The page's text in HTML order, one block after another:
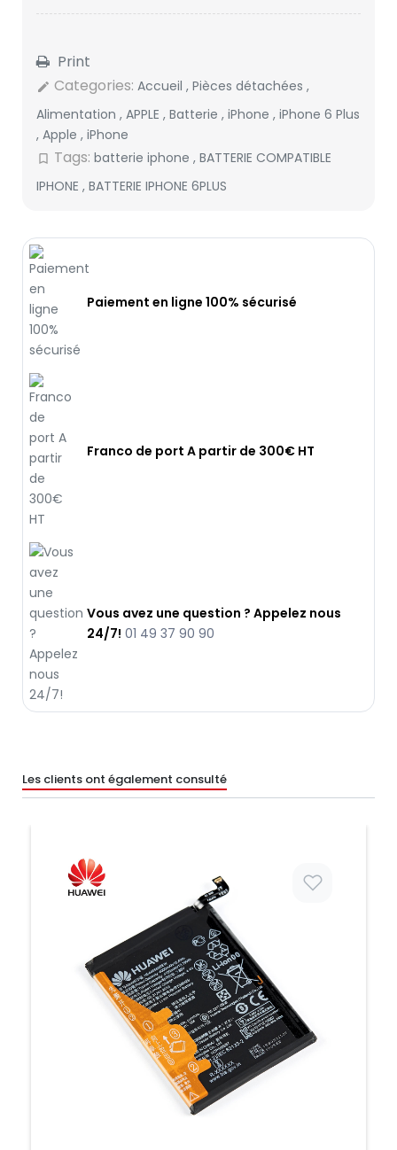
Print
edit Categories: Accueil , Pièces détachées ,
Alimentation , APPLE , Batterie , iPhone , iPhone 6 Plus
, Apple , iPhone
bookmark_border Tags: batterie iphone , BATTERIE COMPATIBLE
IPHONE , BATTERIE IPHONE 6PLUS
Paiement en ligne 100% sécurisé
Franco de port A partir de 300€ HT
Vous avez une question ? Appelez nous
24/7! 01 49 37 90 90
Les clients ont également consulté
Prix